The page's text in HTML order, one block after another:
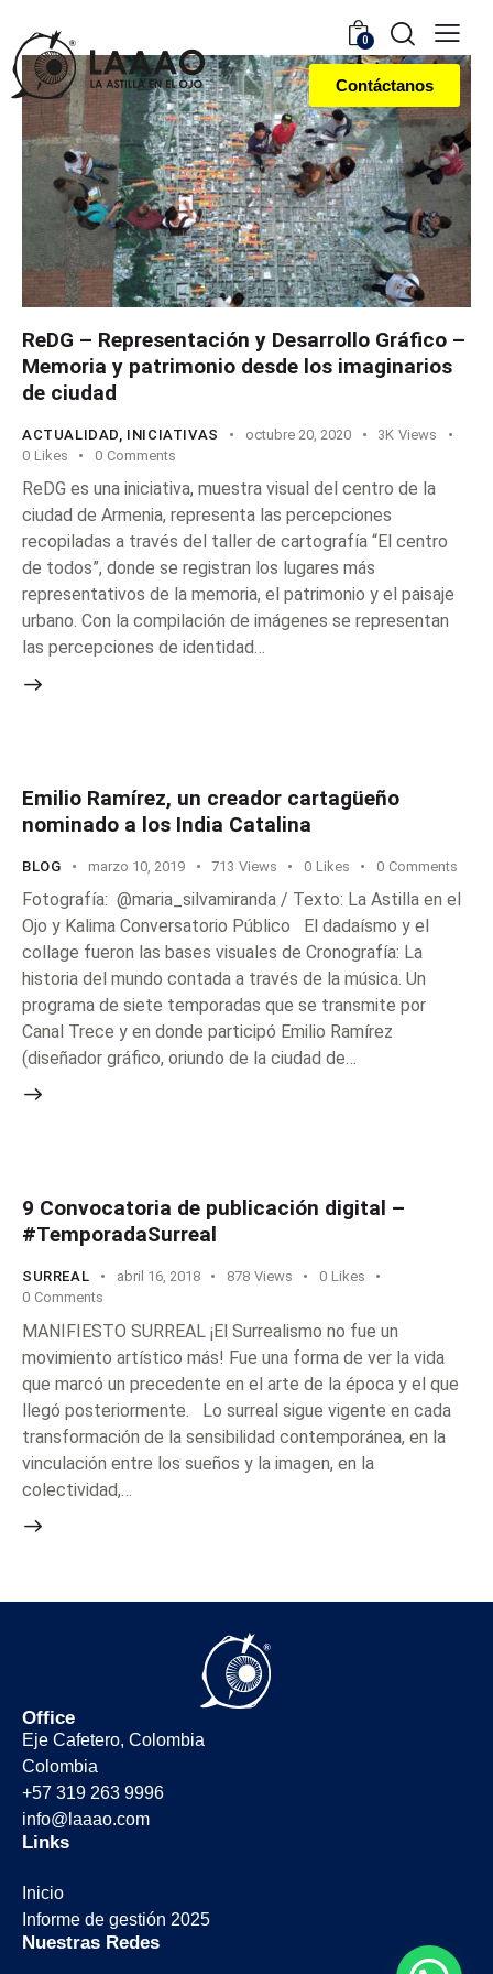
0
Contáctanos
ReDG – Representación y Desarrollo Gráfico –
Memoria y patrimonio desde los imaginarios
de ciudad
ACTUALIDAD INICIATIVAS octubre 20, 2020 3K Views
0 Likes 0 Comments
ReDG es una iniciativa, muestra visual del centro de la
ciudad de Armenia, representa las percepciones
recopiladas a través del taller de cartografía “El centro
de todos”, donde se registran los lugares más
representativos de la memoria, el patrimonio y el paisaje
urbano. Con la compilación de imágenes se representan
las percepciones de identidad…
Emilio Ramírez, un creador cartagüeño
nominado a los India Catalina
BLOG marzo 10, 2019 713 Views 0 Likes 0 Comments
Fotografía: @maria_silvamiranda / Texto: La Astilla en el
Ojo y Kalima Conversatorio Público El dadaísmo y el
collage fueron las bases visuales de Cronografía: La
historia del mundo contada a través de la música. Un
programa de siete temporadas que se transmite por
Canal Trece y en donde participó Emilio Ramírez
(diseñador gráfico, oriundo de la ciudad de…
9 Convocatoria de publicación digital –
#TemporadaSurreal
SURREAL abril 16, 2018 878 Views 0 Likes
0 Comments
MANIFIESTO SURREAL ¡El Surrealismo no fue un
movimiento artístico más! Fue una forma de ver la vida
que marcó un precedente en el arte de la época y el que
llegó posteriormente. Lo surreal sigue vigente en cada
transformación de la sensibilidad contemporánea, en la
vinculación entre los sueños y la imagen, en la
colectividad,…
Office
Eje Cafetero, Colombia
Colombia
+57 319 263 9996
info@laaao.com
Links
Inicio
Informe de gestión 2025
Nuestras Redes